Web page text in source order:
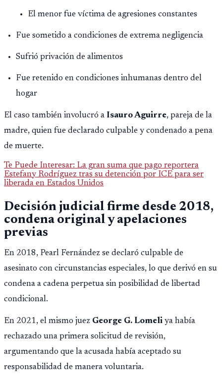
El menor fue víctima de agresiones constantes
Fue sometido a condiciones de extrema negligencia
Sufrió privación de alimentos
Fue retenido en condiciones inhumanas dentro del
hogar
El caso también involucró a Isauro Aguirre, pareja de la
madre, quien fue declarado culpable y condenado a pena
de muerte.
Te Puede Interesar: La gran suma que pago reportera
Estefany Rodríguez tras su detención por ICE para ser
liberada en Estados Unidos
Decisión judicial firme desde 2018,
condena original y apelaciones
previas
En 2018, Pearl Fernández se declaró culpable de
asesinato con circunstancias especiales, lo que derivó en su
condena a cadena perpetua sin posibilidad de libertad
condicional.
En 2021, el mismo juez George G. Lomeli ya había
rechazado una primera solicitud de revisión,
argumentando que la acusada había aceptado su
responsabilidad de manera voluntaria.